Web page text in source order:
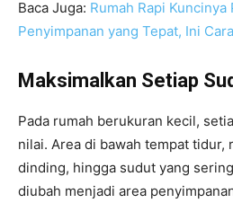
Baca Juga: Rumah Rapi Kuncinya
Penyimpanan yang Tepat, Ini
Maksimalkan Setiap
Pada rumah berukuran kecil,
nilai. Area di bawah tempat tidur,
dinding, hingga sudut yang
diubah menjadi area